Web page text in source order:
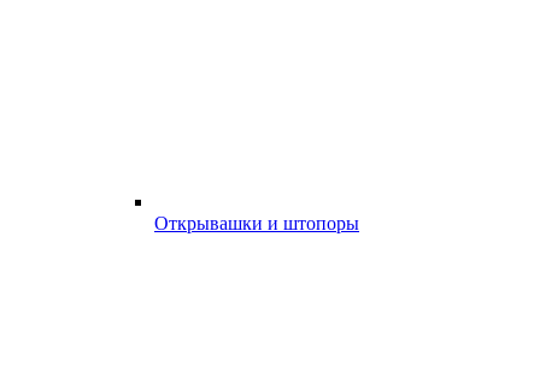
Открывашки и штопоры